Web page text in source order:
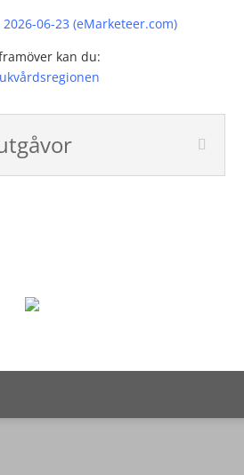
06-23 (eMarketeer.com)
kan du: